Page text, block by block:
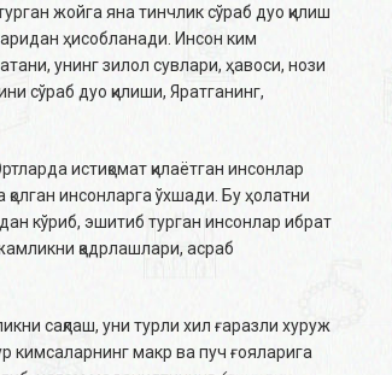
жойга яна тинчлик сўраб дуо қилиш
ҳисобланади. Инсон ким
унинг зилол сувлари, ҳавоси, нози
сўраб дуо қилиши, Яратганинг,
истиқомат қилаётган инсонлар
инсонларга ўхшади. Бу ҳолатни
кўриб, эшитиб турган инсонлар ибрат
қадрлашлари, асраб
сақлаш, уни турли хил ғаразли хуруж
кимсаларнинг макр ва пуч ғояларига